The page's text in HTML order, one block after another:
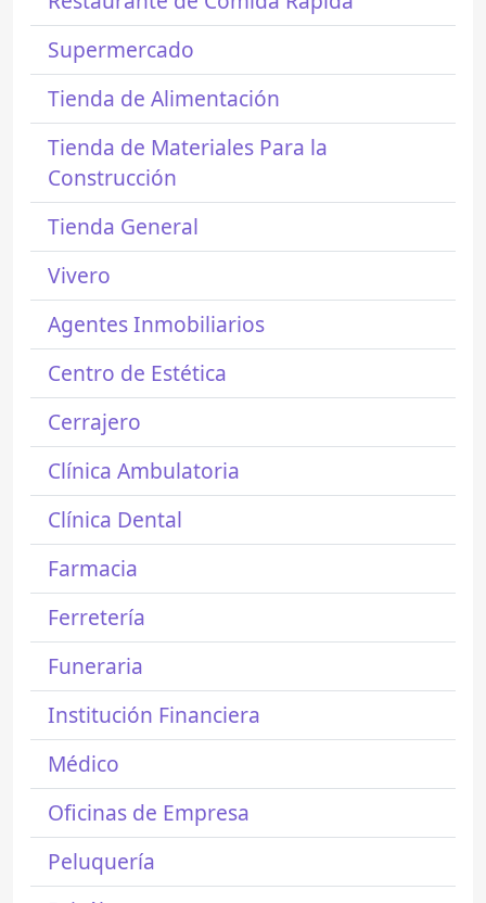
Supermercado
Tienda de Alimentación
Tienda de Materiales Para la
Construcción
Tienda General
Vivero
Agentes Inmobiliarios
Centro de Estética
Cerrajero
Clínica Ambulatoria
Clínica Dental
Farmacia
Ferretería
Funeraria
Institución Financiera
Médico
Oficinas de Empresa
Peluquería